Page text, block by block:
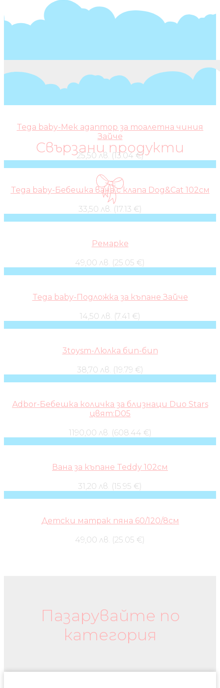
Свързани продукти
Tega baby-Мек адаптор за тоалетна чиния
Зайче
25,50 лв. (13.04 €)
Tega baby-Бебешка вана с клапа Dog&Cat 102см
33,50 лв. (17.13 €)
Ремарке
49,00 лв. (25.05 €)
Tega baby-Подложка за къпане Зайче
14,50 лв. (7.41 €)
3toysm-Люлка бип-бип
38,70 лв. (19.79 €)
Adbor-Бебешка количка за близнаци Duo Stars
цвят:D05
1190,00 лв. (608.44 €)
Вана за къпане Teddy 102см
31,20 лв. (15.95 €)
Детски матрак пяна 60/120/8см
49,00 лв. (25.05 €)
Пазарувайте по
категория